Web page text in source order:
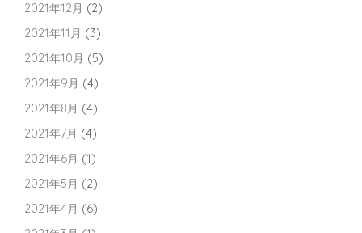
2021年12月 (2)
2021年11月 (3)
2021年10月 (5)
2021年9月 (4)
2021年8月 (4)
2021年7月 (4)
2021年6月 (1)
2021年5月 (2)
2021年4月 (6)